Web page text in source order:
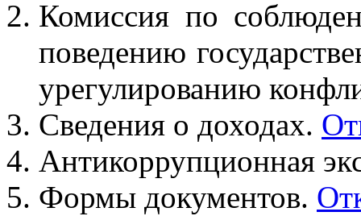
Комиссия по
поведению
урегулированию
Сведения о доходах.
Антикоррупционная
Формы документов.